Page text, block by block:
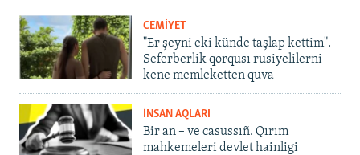
CEMİYET
"Er şeyni eki künde taşlap kettim".
Seferberlik qorqusı rusiyelilerni
kene memleketten quva
İNSAN AQLARI
Bir an – ve casussıñ. Qırım
mahkemeleri devlet hainligi